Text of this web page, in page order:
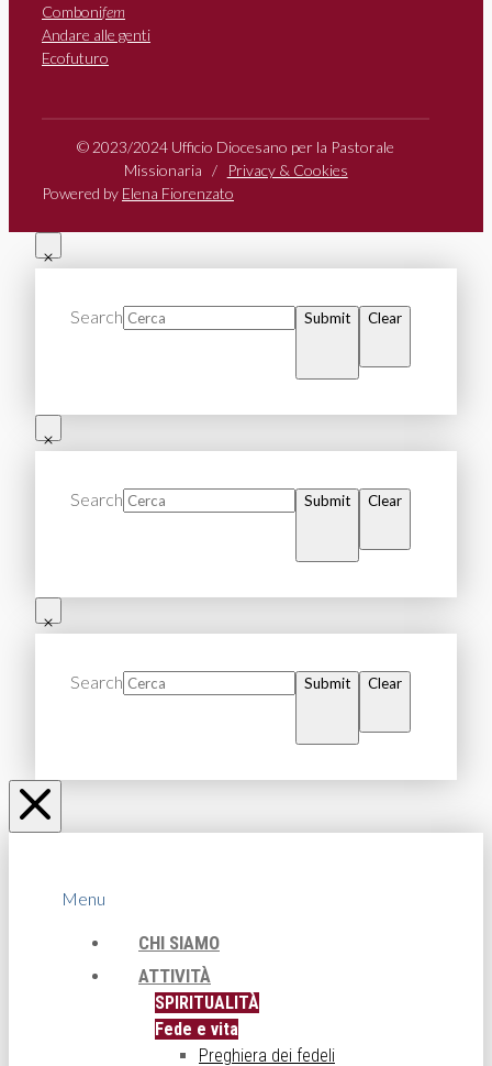
Combonifem
Andare alle genti
Ecofuturo
© 2023/2024 Ufficio Diocesano per la Pastorale
Missionaria /
Privacy & Cookies
Powered by Elena Fiorenzato
Search Submit Clear
Search Submit Clear
Search Submit Clear
Menu
CHI SIAMO
ATTIVITÀ
SPIRITUALITÀ
Fede e vita
Preghiera dei fedeli